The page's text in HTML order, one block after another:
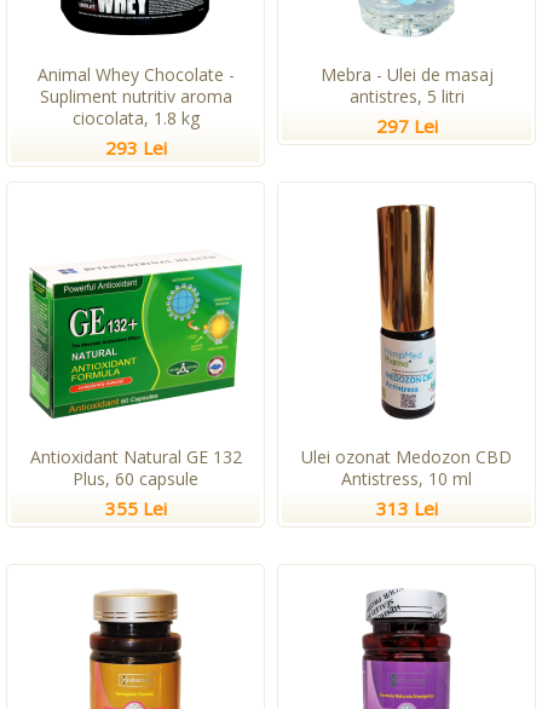
Animal Whey Chocolate -
Supliment nutritiv aroma
ciocolata, 1.8 kg
293 Lei
Mebra - Ulei de masaj
antistres, 5 litri
297 Lei
Antioxidant Natural GE 132
Plus, 60 capsule
355 Lei
Ulei ozonat Medozon CBD
Antistress, 10 ml
313 Lei